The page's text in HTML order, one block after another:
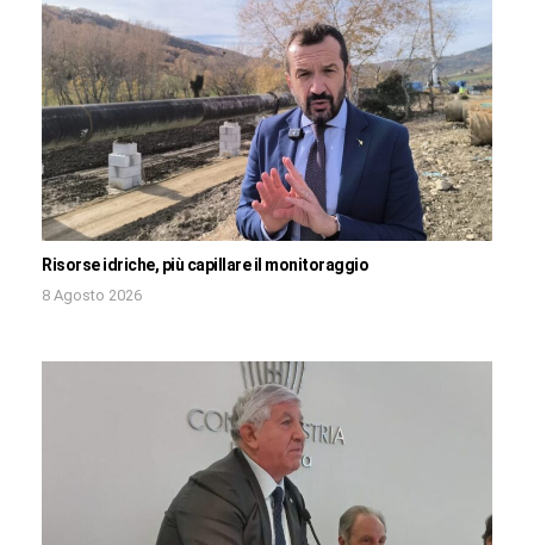
Risorse idriche, più capillare il monitoraggio
8 Agosto 2026